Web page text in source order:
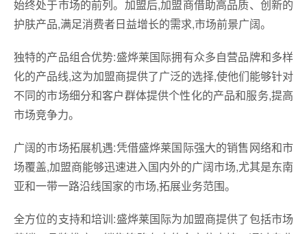
始终处于市场的前列。加盟后,加盟商借助高品质、创新的
护肤产品,满足消费者日益增长的需求,市场前景广阔。
独特的产品组合优势:盛烨莱国际拥有众多自营品牌和多样
化的产品线,这为加盟商提供了广泛的选择,使他们能够针对
不同的市场细分和客户群体提供个性化的产品和服务,提高
市场竞争力。
广阔的市场拓展机遇:凭借盛烨莱国际强大的销售网络和市
场覆盖,加盟商能够迅速进入国内外的广阔市场,尤其是东南
亚和一带一路沿线国家的市场,拓展业务范围。
全方位的支持和培训:盛烨莱国际为加盟商提供了包括市场